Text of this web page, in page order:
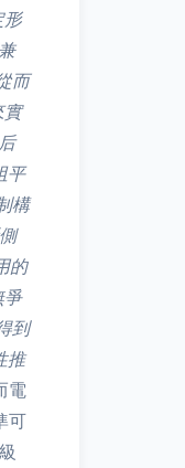
形
而
實
平
構
的
爭
到
推
電
可